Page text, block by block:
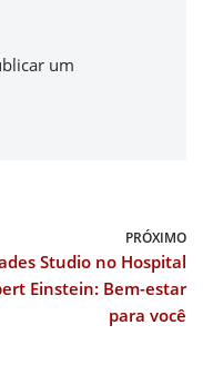
um
PRÓXIMO
Studio no Hospital
Einstein: Bem-estar
para você